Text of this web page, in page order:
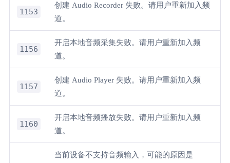
1153
创建 Audio Recorder 失败。请用户重新加入频
道。
1156
开启本地音频采集失败。请用户重新加入频
道。
1157
创建 Audio Player 失败。请用户重新加入频
道。
1160
开启本地音频播放失败。请用户重新加入频
道。
当前设备不支持音频输入，可能的原因是